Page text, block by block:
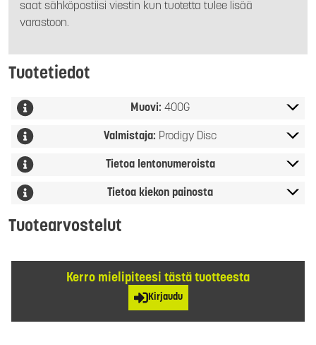
saat sähköpostiisi viestin kun tuotetta tulee lisää
varastoon.
Tuotetiedot
Muovi: 400G
Valmistaja: Prodigy Disc
Tietoa lentonumeroista
Tietoa kiekon painosta
Tuotearvostelut
Kerro mielipiteesi tästä tuotteesta
Kirjaudu